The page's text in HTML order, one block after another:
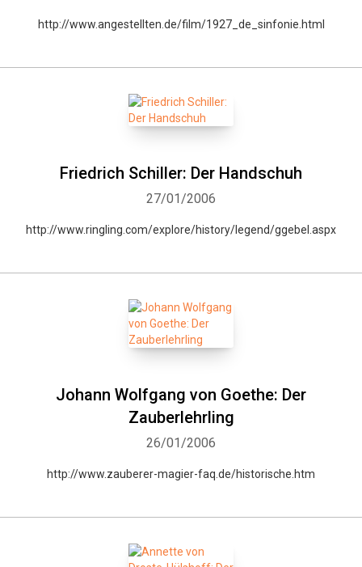
http://www.angestellten.de/film/1927_de_sinfonie.html
Friedrich Schiller: Der Handschuh
27/01/2006
http://www.ringling.com/explore/history/legend/ggebel.aspx
Johann Wolfgang von Goethe: Der
Zauberlehrling
26/01/2006
http://www.zauberer-magier-faq.de/historische.htm